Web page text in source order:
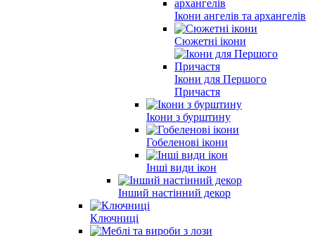
Ікони ангелів та архангелів
Сюжетні ікони
Ікони для Першого
Причастя
Ікони з бурштину
Гобеленові ікони
Інші види ікон
Інший настінний декор
Ключниці